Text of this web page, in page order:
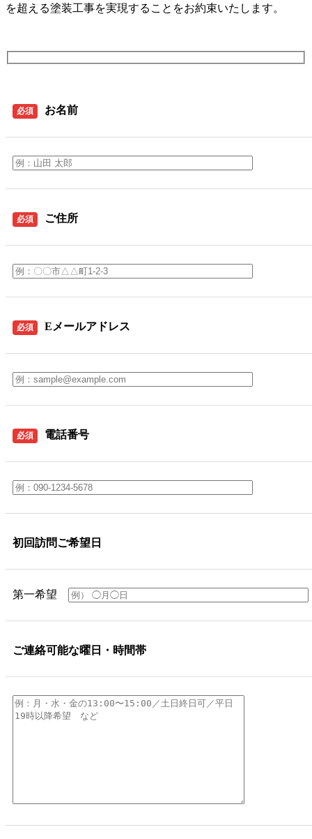
を超える塗装工事を実現することをお約束いたします。
必須 お名前
必須 ご住所
必須 Eメールアドレス
必須 電話番号
初回訪問ご希望日
第一希望
ご連絡可能な曜日・時間帯